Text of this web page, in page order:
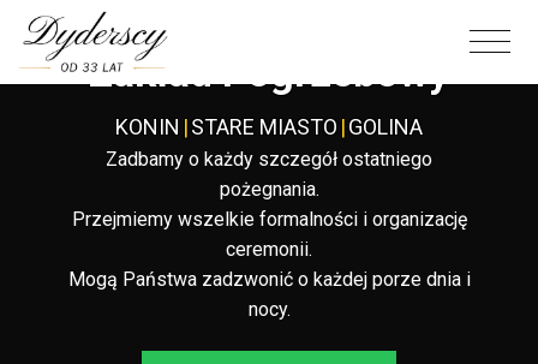
Całodobowy
Zakład Pogrzebowy
KONIN |STARE MIASTO |GOLINA
Zadbamy o każdy szczegół ostatniego
pożegnania.
Przejmiemy wszelkie formalności i organizację
ceremonii.
Mogą Państwa zadzwonić o każdej porze dnia i
nocy.